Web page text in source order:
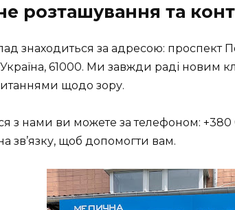
розташування та
знаходиться за адресою: проспект
61000. Ми завжди раді новим
щодо зору.
з нами ви можете за телефоном:
зв’язку, щоб допомогти вам.